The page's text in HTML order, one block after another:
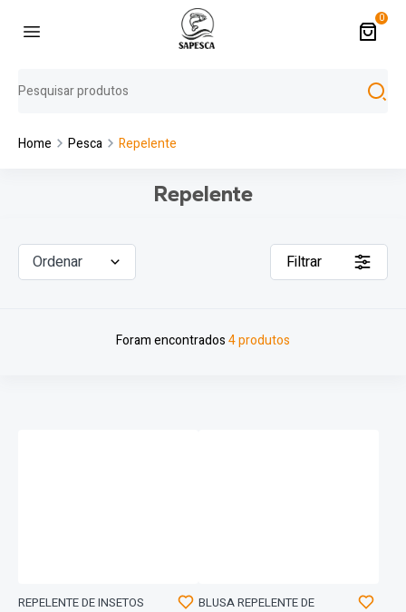
0
Home Pesca Repelente
Repelente
Foram encontrados4 produtos
Filtrar
Ordenar
REPELENTE DE INSETOS
BLUSA REPELENTE DE